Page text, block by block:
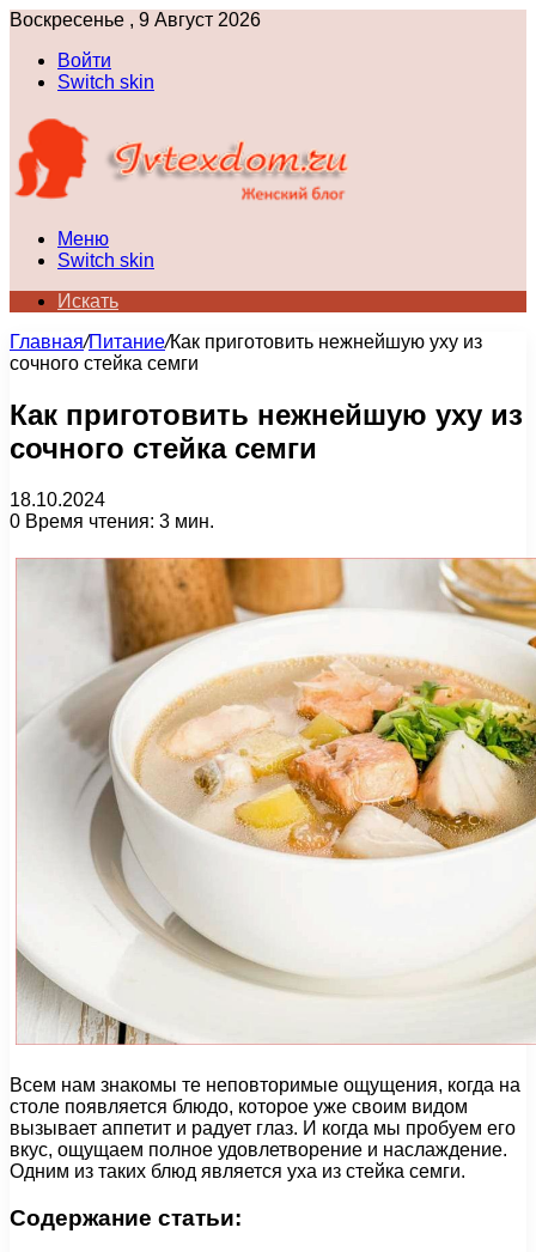
Воскресенье , 9 Август 2026
Войти
Switch skin
Меню
Switch skin
Искать
Главная/Питание/Как приготовить нежнейшую уху из
сочного стейка семги
Как приготовить нежнейшую уху из
сочного стейка семги
18.10.2024
0 Время чтения: 3 мин.
Всем нам знакомы те неповторимые ощущения, когда на
столе появляется блюдо, которое уже своим видом
вызывает аппетит и радует глаз. И когда мы пробуем его
вкус, ощущаем полное удовлетворение и наслаждение.
Одним из таких блюд является уха из стейка семги.
Содержание статьи: